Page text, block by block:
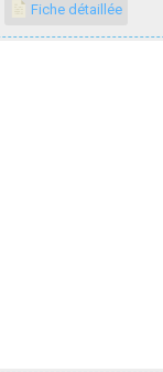
Fiche détaillée